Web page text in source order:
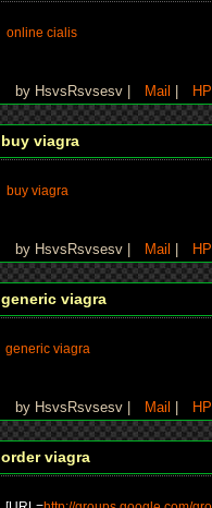
online cialis
by HsvsRsvsesv | Mail HP
buy viagra
buy viagra
by HsvsRsvsesv | Mail HP
generic viagra
generic viagra
by HsvsRsvsesv | Mail HP
order viagra